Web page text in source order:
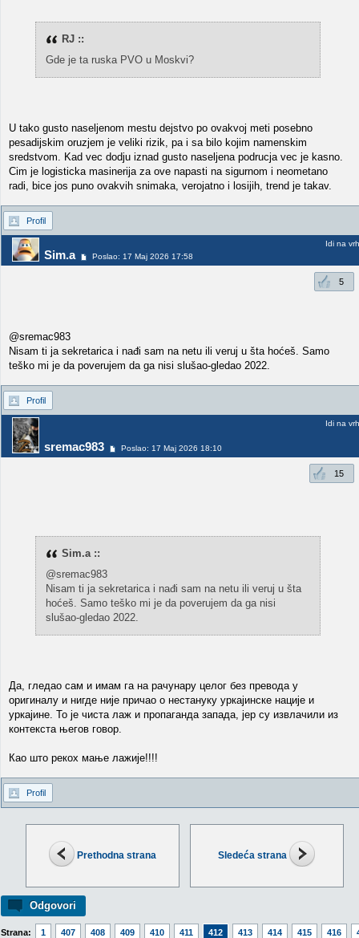
Prethodna strana Sledeća strana
Odgovori
Strana: 1 407 408 409 410 411 412 413 414 415 416
RJ ::
Gde je ta ruska PVO u Moskvi?
U tako gusto naseljenom mestu dejstvo po ovakvoj meti posebno
pesadijskim oruzjem je veliki rizik, pa i sa bilo kojim namenskim
sredstvom. Kad vec dodju iznad gusto naseljena podrucja vec je kasno.
Cim je logisticka masinerija za ove napasti na sigurnom i neometano
radi, bice jos puno ovakvih snimaka, verojatno i losijih, trend je takav.
Profil
Sim.a Poslao: 17 Maj 2026 17:58
Idi na vrh
5
@sremac983
Nisam ti ja sekretarica i nađi sam na netu ili veruj u šta hoćeš. Samo
teško mi je da poverujem da ga nisi slušao-gledao 2022.
Profil
sremac983 Poslao: 17 Maj 2026 18:10
Idi na vrh
15
Sim.a ::
@sremac983
Nisam ti ja sekretarica i nađi sam na netu ili veruj u šta
hoćeš. Samo teško mi je da poverujem da ga nisi
slušao-gledao 2022.
Да, гледао сам и имам га на рачунару целог без превода у
оригиналу и нигде није причао о нестануку уркајинске нације и
уркајине. То је чиста лаж и пропаганда запада, јер су извлачили из
контекста његов говор.
Као што рекох мање лажије!!!!
Profil